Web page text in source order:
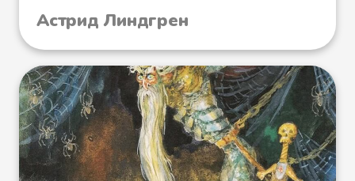
Астрид Линдгрен